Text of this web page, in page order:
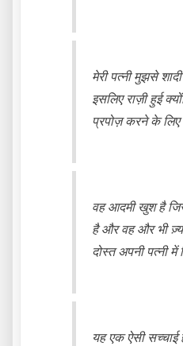
मेरी पत्नी मुझसे
इसलिए राज़ी हुई
प्रपोज़ करने के
वह आदमी खुश है
है और वह और भी
दोस्त अपनी पत्नी में
यह एक ऐसी